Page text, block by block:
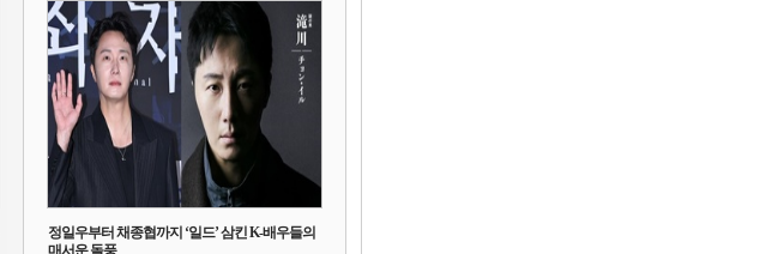
정일우부터 채종협까지 ‘일드’ 삼킨 K-배우들의
매서운 돌풍